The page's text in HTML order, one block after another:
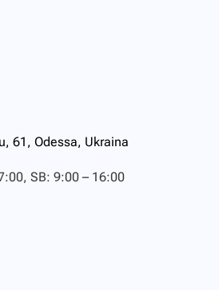
61, Odessa, Ukraina
SB: 9:00 – 16:00